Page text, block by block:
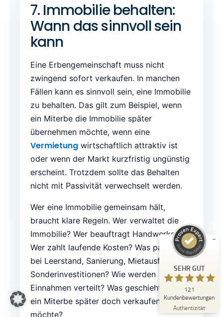
7. Immobilie behalten:
Wann das sinnvoll sein
kann
Eine Erbengemeinschaft muss nicht
zwingend sofort verkaufen. In manchen
Fällen kann es sinnvoll sein, eine Immobilie
zu behalten. Das gilt zum Beispiel, wenn
ein Miterbe die Immobilie später
übernehmen möchte, wenn eine
Vermietung wirtschaftlich attraktiv ist
oder wenn der Markt kurzfristig ungünstig
erscheint. Trotzdem sollte das Behalten
nicht mit Passivität verwechselt werden.
Wer eine Immobilie gemeinsam hält,
braucht klare Regeln. Wer verwaltet die
Immobilie? Wer beauftragt Handwerker?
Wer zahlt laufende Kosten? Was passiert
bei Leerstand, Sanierung, Mietausfall oder
Sonderinvestitionen? Wie werden
Einnahmen verteilt? Was geschieht, wenn
ein Miterbe später doch verkaufen
möchte?
SEHR GUT
121
Kundenbewertungen
Authentizität
Kundenbewertungen und Erfahrungen zu
Immobilienmakler Michael Ruland
Empfehlungen auf
ProvenExpert.com
SEHR GUT
18
ProvenExpert.com
103
Bewertungen von
4
anderen Quellen
Blick aufs ProvenExpert-Profil werfen
06.08.2026